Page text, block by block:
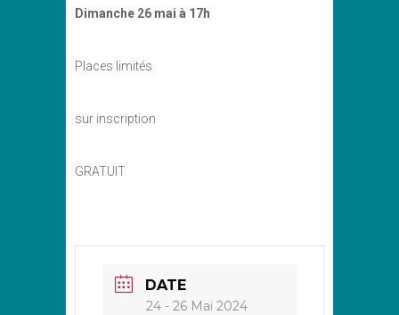
Dimanche 26 mai à 17h
Places limités
sur inscription
GRATUIT
DATE
24 - 26 Mai 2024